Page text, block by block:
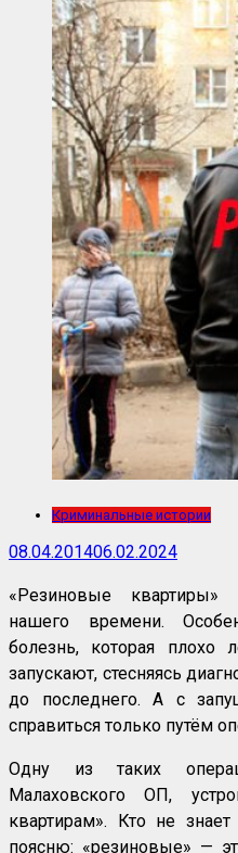
Криминальные истории
08.04.201406.02.2024
«Резиновые
нашего времени.
болезнь, которая плохо
запускают, стесняясь
до последнего. А с
справиться только путём
Одну из таких
Малаховского ОП,
квартирам». Кто не
поясню: «резиновые» —